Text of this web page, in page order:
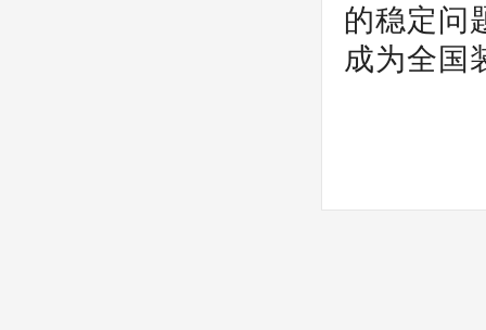
的稳定问
成为全国